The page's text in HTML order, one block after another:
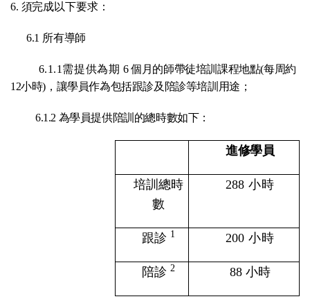
6. 須完成以下要求：
6.1 所有導師
6.1.1需提供為期 6個月的師帶徒培訓課程地點(每周約
12小時)，讓學員作為包括跟診及陪診等培訓用途；
6.1.2 為學員提供陪訓的總時數如下：
進修學員
培訓總時
數
288小時
跟診 1 200小時
陪診2 88小時